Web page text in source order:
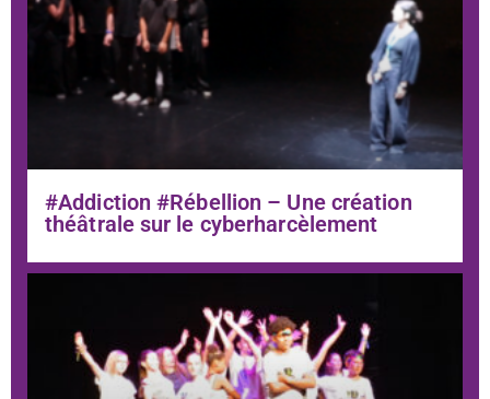
#Addiction #Rébellion – Une création
théâtrale sur le cyberharcèlement